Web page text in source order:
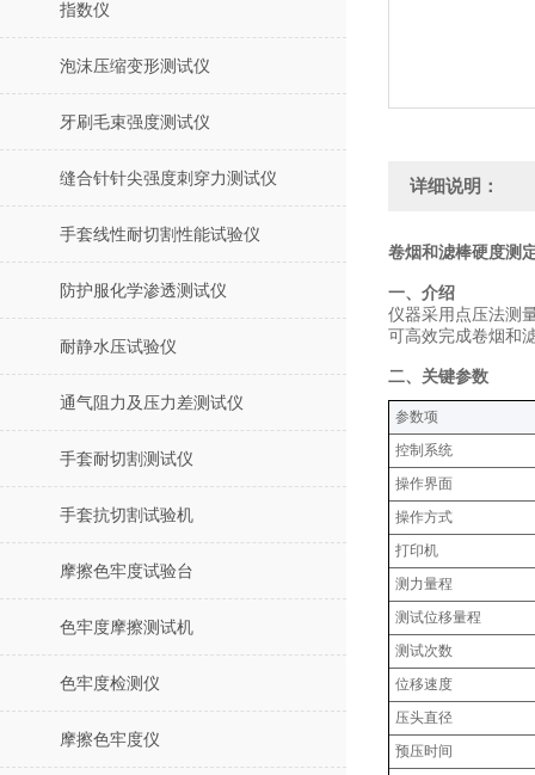
指数仪
泡沫压缩变形测试仪
牙刷毛束强度测试仪
缝合针针尖强度刺穿力测试仪
手套线性耐切割性能试验仪
防护服化学渗透测试仪
耐静水压试验仪
通气阻力及压力差测试仪
手套耐切割测试仪
手套抗切割试验机
摩擦色牢度试验台
色牢度摩擦测试机
色牢度检测仪
摩擦色牢度仪
详细说明：
卷烟和滤棒硬度测
‌一、介绍
仪器采用点压法测
可高效完成卷烟和
‌二、关键参数
‌参数项‌
控制系统
操作界面
操作方式
打印机
测力量程
测试位移量程
测试次数
位移速度
压头直径
预压时间